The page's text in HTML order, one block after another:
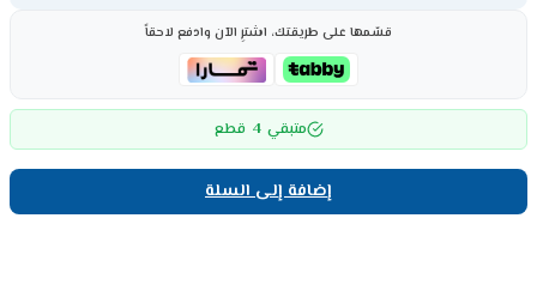
قسّمها على طريقتك، اشترِ الآن وادفع لاحقاً
متبقي 4 قطع
إضافة إلى السلة